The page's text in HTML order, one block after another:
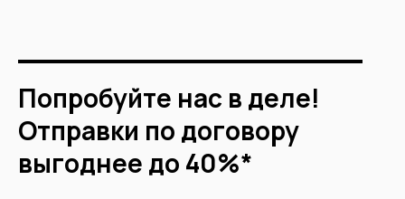
Попробуйте нас в деле!
Отправки по договору
выгоднее до 40%*